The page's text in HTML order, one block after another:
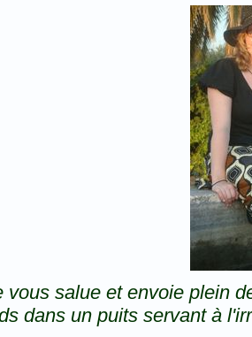
vous salue et envoie plein
dans un puits servant à